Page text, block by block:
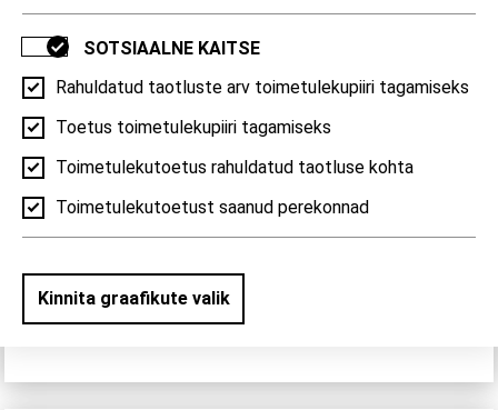
SOTSIAALNE KAITSE
Rahuldatud taotluste arv toimetulekupiiri tagamiseks
Toetus toimetulekupiiri tagamiseks
Toimetulekutoetus rahuldatud taotluse kohta
Toimetulekutoetust saanud perekonnad
Kinnita graafikute valik
Rahvastiku soo ja vanuskoosseis | Kose vald, 2026
400 200
0-4
25-29
50-54
25-29